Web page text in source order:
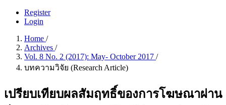
Register
Login
Home /
Archives /
Vol. 8 No. 2 (2017): May- October 2017 /
บทความวิจัย (Research Article)
เปรียบเทียบผลสัมฤทธิ์ของการโฆษณาผ่าน